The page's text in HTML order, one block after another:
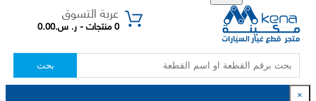
عربة التسوق
0 منتجات - ر. س.0.00
بحث
×